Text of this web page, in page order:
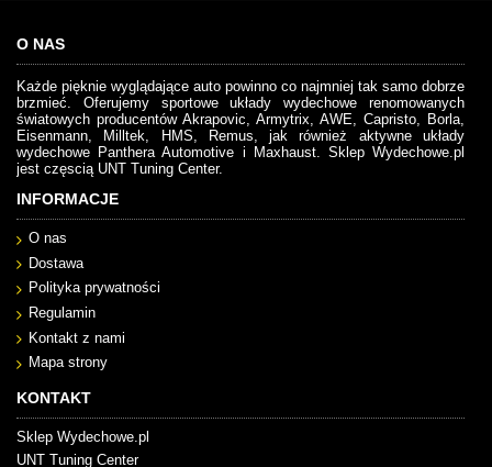
O NAS
Każde pięknie wyglądające auto powinno co najmniej tak samo dobrze
brzmieć. Oferujemy sportowe układy wydechowe renomowanych
światowych producentów Akrapovic, Armytrix, AWE, Capristo, Borla,
Eisenmann, Milltek, HMS, Remus, jak również aktywne układy
wydechowe Panthera Automotive i Maxhaust. Sklep Wydechowe.pl
jest częscią UNT Tuning Center.
INFORMACJE
O nas
Dostawa
Polityka prywatności
Regulamin
Kontakt z nami
Mapa strony
KONTAKT
Sklep Wydechowe.pl
UNT Tuning Center